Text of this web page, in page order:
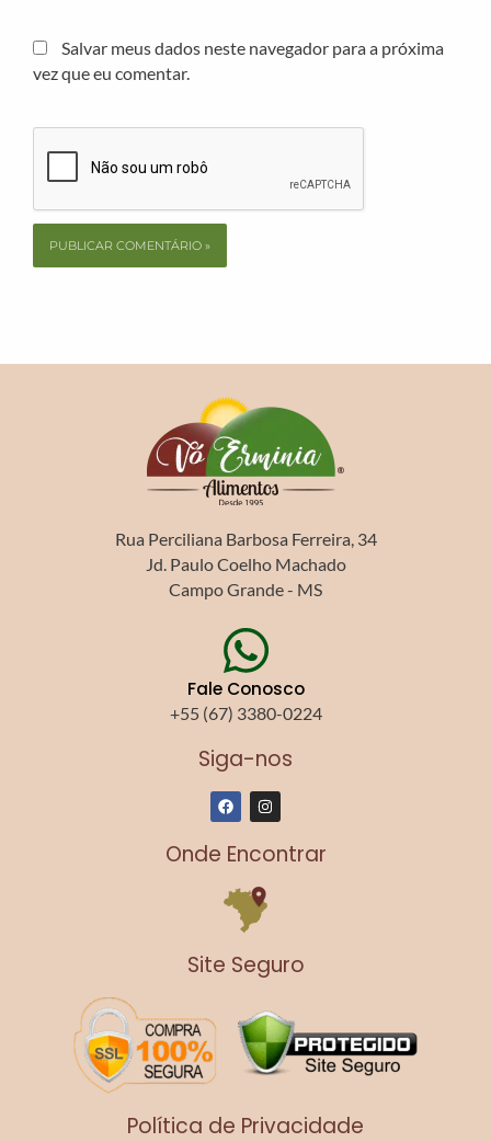
Salvar meus dados neste navegador para a próxima
vez que eu comentar.
Rua Perciliana Barbosa Ferreira, 34
Jd. Paulo Coelho Machado
Campo Grande - MS
Fale Conosco
+55 (67) 3380-0224
Siga-nos
F
a
c
e
b
o
k
I
n
s
a
r
a
Onde Encontrar
Site Seguro
Política de Privacidade